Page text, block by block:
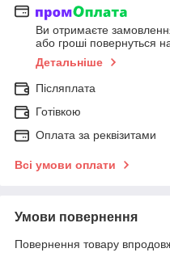
Ви отримаєте
або гроші повернуться
Детальніше
Післяплата
Готівкою
Оплата за реквізитами
Всі умови оплати
Умови повернення
Повернення товару